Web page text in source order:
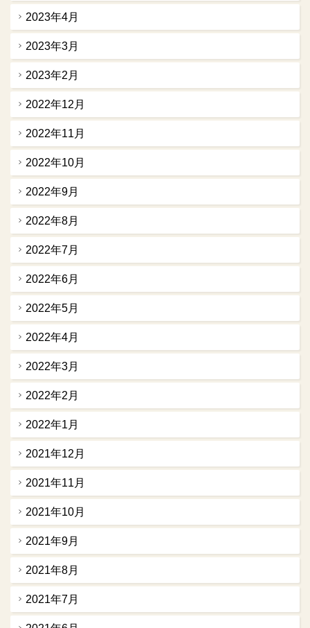
2023年4月
2023年3月
2023年2月
2022年12月
2022年11月
2022年10月
2022年9月
2022年8月
2022年7月
2022年6月
2022年5月
2022年4月
2022年3月
2022年2月
2022年1月
2021年12月
2021年11月
2021年10月
2021年9月
2021年8月
2021年7月